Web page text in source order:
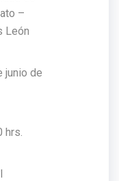
–
León
junio de
hrs.